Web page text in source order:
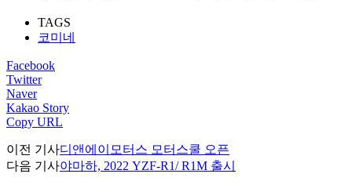
TAGS
코미네
Facebook
Twitter
Naver
Kakao Story
Copy URL
이전 기사디앤에이모터스 모터스쿨 오픈
다음 기사야마하, 2022 YZF-R1/ R1M 출시